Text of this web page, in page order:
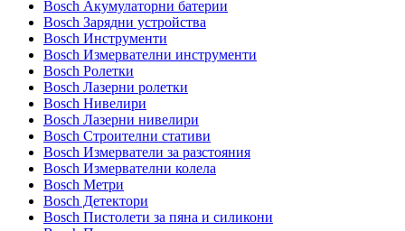
Bosch Акумулаторни батерии
Bosch Зарядни устройства
Bosch Инструменти
Bosch Измервателни инструменти
Bosch Ролетки
Bosch Лазерни ролетки
Bosch Нивелири
Bosch Лазерни нивелири
Bosch Строителни стативи
Bosch Измерватели за разстояния
Bosch Измервателни колела
Bosch Метри
Bosch Детектори
Bosch Пистолети за пяна и силикони